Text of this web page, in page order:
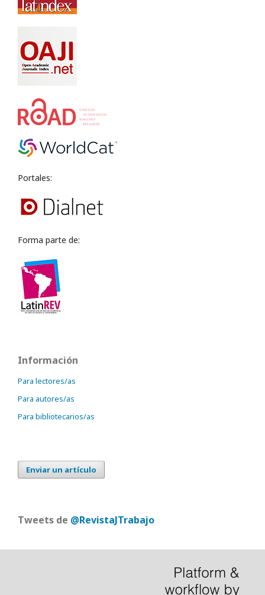
Portales:
Forma parte de:
Información
Para lectores/as
Para autores/as
Para bibliotecarios/as
Enviar un artículo
Tweets de @RevistaJTrabajo